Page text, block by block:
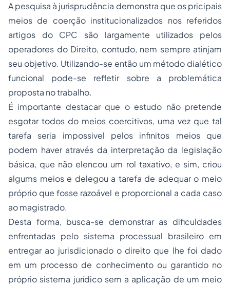
A pesquisa à jurisprudência demonstra que os pricipais
meios de coerção institucionalizados nos referidos
artigos do CPC são largamente utilizados pelos
operadores do Direito, contudo, nem sempre atinjam
seu objetivo. Utilizando-se então um método dialético
funcional pode-se refletir sobre a problemática
proposta no trabalho.
É importante destacar que o estudo não pretende
esgotar todos do meios coercitivos, uma vez que tal
tarefa seria impossivel pelos infinitos meios que
podem haver através da interpretação da legislação
básica, que não elencou um rol taxativo, e sim, criou
algums meios e delegou a tarefa de adequar o meio
próprio que fosse razoável e proporcional a cada caso
ao magistrado.
Desta forma, busca-se demonstrar as dificuldades
enfrentadas pelo sistema processual brasileiro em
entregar ao jurisdicionado o direito que lhe foi dado
em um processo de conhecimento ou garantido no
próprio sistema jurídico sem a aplicação de um meio